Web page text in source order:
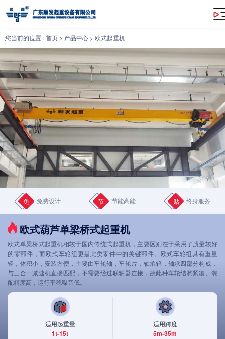
欧式葫芦单梁桥式起重机
您当前的位置 :首页 > 产品中心 > 欧式起重机
免 免费设计 节 节能高能 贴 终身服务
欧式葫芦单梁桥式起重机
欧式单梁桥式起重机相较于国内传统式起重机 ，主要区别在于采用了质量较好
的零部件，而欧式车轮组更是此类零件中的关键部件。欧式车轮组具有重量
轻，体积小，安装方便，主要由车轮轴，车轮片，轴承箱，轴承四部分构成，
与三合一减速机直接匹配，不需要经过联轴器连接，故此种车轮结构紧凑、装
配精度高，运行平稳噪音低。
适用起重量
1t-15t
适用跨度
5m-35m